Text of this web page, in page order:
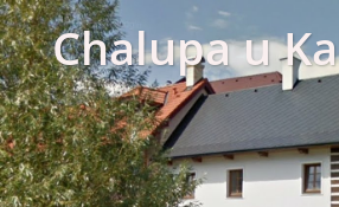
Chalupa u